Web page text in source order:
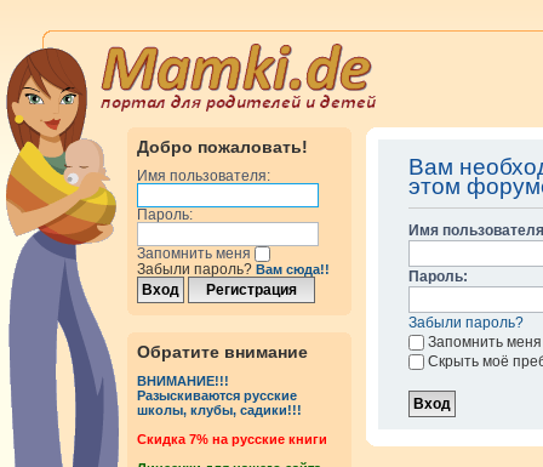
Добро пожаловать!
Имя пользователя:
Пароль:
Запомнить меня
Забыли пароль? Вам сюда!!
Обратите внимание
ВНИМАНИЕ!!!
Разыскиваются русские
школы, клубы, садики!!!
Cкидка 7% на русские книги
Вам
этом
Имя
Пароль:
Забыли пароль?
Запомнить меня
Скрыть моё